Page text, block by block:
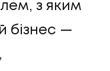
з яким
бізнес —